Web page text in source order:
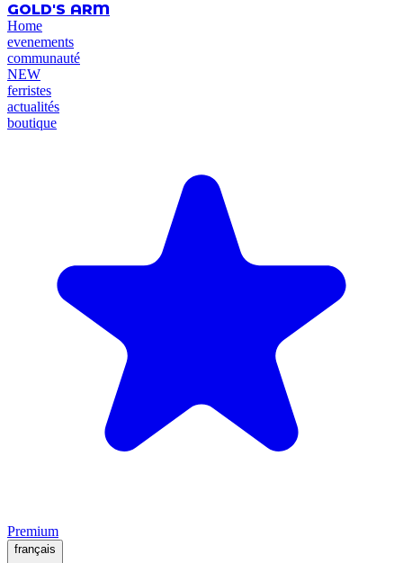
GOLD'S ARM
Home
evenements
communauté
NEW
ferristes
actualités
boutique
Premium
français